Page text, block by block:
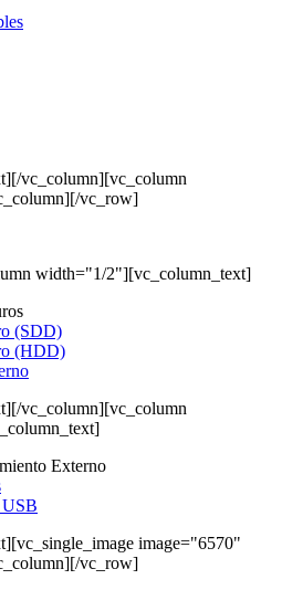
vc_column][vc_column
vc_row]
width="1/2"][vc_column_text]
(SDD)
(HDD)
vc_column][vc_column
Externo
image="6570"
vc_row]